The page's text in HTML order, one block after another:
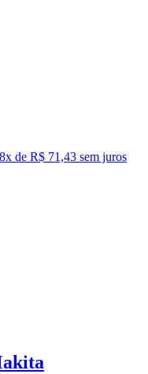
8x de R$ 71,43 sem juros